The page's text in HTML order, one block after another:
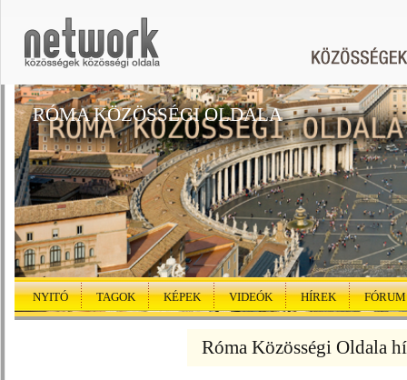
RÓMA KÖZÖSSÉGI OLDALA
NYITÓ TAGOK KÉPEK VIDEÓK HÍREK FÓRUM
Róma Közösségi Oldala